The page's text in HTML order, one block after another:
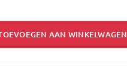
AAN WINKELWAGEN